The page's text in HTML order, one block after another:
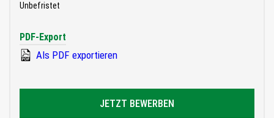
Unbefristet
PDF-Export
Als PDF exportieren
JETZT BEWERBEN